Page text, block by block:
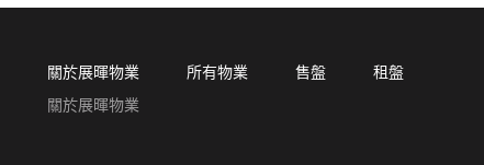
關於展暉物業
關於展暉物業
所有物業 售盤 租盤